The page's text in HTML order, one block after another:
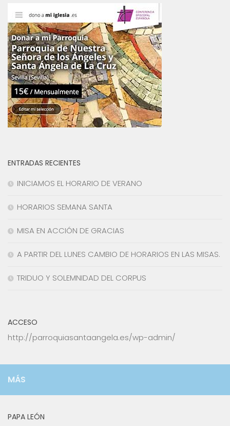
ENTRADAS RECIENTES
INICIAMOS EL HORARIO DE VERANO
HORARIOS SEMANA SANTA
MISA EN ACCIÓN DE GRACIAS
A PARTIR DEL LUNES CAMBIO DE HORARIOS EN LAS MISAS.
TRIDUO Y SOLEMNIDAD DEL CORPUS
ACCESO
http://parroquiasantaangela.es/wp-admin/
MÁS
PAPA LEÓN